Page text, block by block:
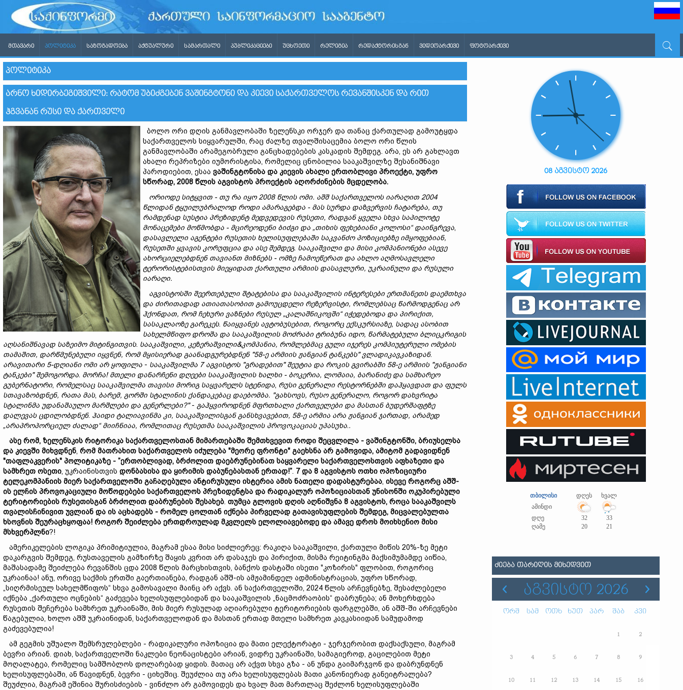
ᲛᲗᲐᲕᲐᲠᲘ ᲞᲝᲚᲘᲢᲘᲙᲐ ᲡᲐᲖᲝᲒᲐᲓᲝᲔᲑᲐ ᲐᲥᲢᲣᲐᲚᲣᲠᲘ ᲡᲐᲛᲐᲠᲗᲐᲚᲘ ᲞᲣᲑᲚᲘᲙᲐᲪᲘᲔᲑᲘ ᲣᲪᲮᲝᲔᲗᲘ ᲠᲔᲚᲘᲒᲘᲐ ᲠᲔᲓᲐᲥᲢᲝᲠᲘᲡᲒᲐᲜ ᲕᲘᲓᲔᲝᲐᲠᲥᲘᲕᲘ ᲤᲝᲢᲝᲐᲠᲥᲘᲕᲘ
ᲞᲝᲚᲘᲢᲘᲙᲐ
ᲐᲠᲜᲝ ᲮᲘᲓᲘᲠᲑᲔᲒᲘᲨᲕᲘᲚᲘ: ᲠᲐᲢᲝᲛ ᲣᲑᲘᲫᲒᲔᲑᲔᲜ ᲕᲐᲨᲘᲜᲒᲢᲝᲜᲘ ᲓᲐ ᲙᲘᲔᲕᲘ ᲡᲐᲥᲐᲠᲗᲕᲔᲚᲝᲡ ᲠᲔᲕᲐᲜᲨᲘᲡᲙᲔᲜ ᲓᲐ ᲠᲘᲗ
ᲰᲒᲕᲐᲜᲐᲜ ᲠᲣᲡᲘ ᲓᲐ ᲥᲐᲠᲗᲕᲔᲚᲘ
ბოლო ორი დღის განმავლობაში ზელენსკი ორჯერ და თანაც ქართულად გამოუტყდა
საქართველოს სიყვარულში, რაც ძალზე თვალშისაცემია ბოლო ორი წლის
განმავლობაში არამეგობრული განცხადებების კასკადის შემდეგ. არა, ეს არ გახლავთ
ახალი რეპრიზები იუმორისტისა, რომელიც ცნობილია სააკაშვილზე შესანიშნავი
პაროდიებით, ესაა ვაშინგტონისა და კიევის ახალი ერთობლივი პროექტი, უფრო
სწორად, 2008 წლის აგვისტოს პროექტის აღორძინების მცდელობა.
ორიოდე სიტყვით - თუ რა იყო 2008 წლის ომი. აშშსაქართველოს იარაღით 2004
წლიდან ტყუილუბრალოდ როდი ამარაგებდა - მას სურდა დაზვერვის ჩატარება, თუ
რამდენად სუსტია პრეზიდენტ მედვედევის რუსეთი, რადგან ყველა სხვა საპილოტე
მონაცემები მოწმობდა - მცირეოდენი ბიძგი და „თიხის ფეხებიანი კოლოსი“დაინგრევა,
დასავლელი აგენტები რუსეთის ხელისუფლებაში საკვანძო პოზიციებზე იმყოფებიან,
რუსეთში ყვავის კორუფცია და ასე შემდეგ. სააკაშვილი და მისი კომპანიონები ასევე
ახორციელებდნენ თავიანთ მიზნებს - ომზე ჩამოეწერათ და ახლო აღმოსავლელი
ტერორისტებისთვის მიეყიდათ ქართული არმიის დასავლური, უკრაინული და რუსული
იარაღი.
აგვისტოსში შეერთებული შტატებისა და სააკაშვილის ინტერესები ერთმანეთს დაემთხვა
და ძირითადად ათიათასობით გამოუცდელი რეზერვისტი, რომლებსაც წარმოდგენაც არ
ჰქონდათ, რომ ჩეხური ვაზნები რუსულ „კალაშნიკოვში“იჭედებოდა და პირიქით,
სასაკლაოზე გარეკეს. წაიყვანეს ავტობუსებით, როგორც ექსკურსიაზე, სადაც ასობით
სახელმწიფო დროშა და სააკაშვილის მოძრაბი ტრიბუნა იდო, წარმატებული ბლიცკრიგის
აღსანიშნავად საზეიმო მიტინგითვის. სააკაშვილი, კეზერაშვილი&კომპანია, რომლებმაც გული იჯერეს კომპიუტერული ომების
თამაშით, დარწმუნებული იყვნენ, რომ მყისიერად გაანადგურებდნენ "58-ე არმიის ჟანგიან ტანკებს" ვლადიკავკაზიდან.
არავითარი 5-დღიანი ომი არ ყოფილა - სააკაშვილმა 7აგვისტოს "გრადებით"შეუტია და როკის გვირაბში 58-ე არმიის "ჟანგიანი
ტანკები"შემოგორდა. მორჩა! მთელი დანარჩენი დღეები სააკაშვილის ხალხი - ბოკერია, ლომაია, ბარანიძე და სამხარეო
გუბერნატორი, რომელსაც სააკაშვილმა თავისი მორიგ საყვარელს სტენიდა, რუსი გენერალი რესტორნებში დაჰყავდათ და ფულს
სთავაზობდნენ, რათა მას, ბარემ, გორში სტალინის ქანდაკებაც დაებომბა. "გახსოვს, რუსო გენერალო, როგორ დახვრიტა
სტალინმა უდანაშაულო მარშლები და გენერლები?"- გაჰყვიროდნენ მფრთხალი ქართველები და მასთან ბუდერშაფტზე
დალევას ცდილობდნენ. ჰაიდი ტალიავინმა კი, სააკაშვილისგან განსხვავებით, 58-ე არმია არა ჟანგიან ჯართად, არამედ
„არაპროპორციულ ძალად“მიიჩნიაა, რომლითაც რუსეთმა სააკაშვილის პროვოკაციას უპასუხა..
ასე რომ, ზელენსკის რიტორიკა საქართველოსთან მიმართებაში შემთხვევით როდი შეცვლილა - ვაშინგტონში, ბრიუსელსა
და კიევში მიხვდნენ, რომ მათრახით საქართველოს იძულება "მეორე ფრონტი" გაეხსნა არ გამოვიდა, ამიტომ გადავიდნენ
"თაფლაკვერის" პოლიტიკაზე - ”ერთობლივად, ბრძოლით დაებრუნებინათ საყვარელი საქართველოსთვის აფხაზეთი და
სამხრეთ ოსეთი, უკრაინისთვის დონბასისა და ყირიმის დაბუნებასთან ერთად!”. 7და 8 აგვისტოს ოთხი ოპოზიციური
ტელეკომპანიის მიერ საქართველოში გაჩაღებული ანტირუსული ისტერია ამის ნათელი დადასტურებაა, ისევე როგორც აშშ-
ის ელჩის პროვოკაციული მოწოდებები საქართველოს პრეზიდენტსა და რადიკალურ ოპოზიციასთან უნისონში ოკუპირებული
ტერიტორიების რუსეთისგან ბრძოლით დაბრუნების შესახებ. თუმცა გლოვის დღის აღნიშვნა 8 აგვისტოს, როცა სააკაშვილს
თვალისჩინივით უვლიან და ის აცხადებს - რომელ ცოლთან იქნება პირველად გათავისუფლების შემდეგ, მიცვალებულთა
ხსოვნის შეურაცხყოფაა! როგორ შეიძლება ერთდროულად მკვლელს ელოლიავებოდე და ამავე დროს მოიხსენიო მისი
მსხვერპლნი?!
ამერიკელების ლოგიკა პრიმიტიულია, მაგრამ ესაა მისი სიძლიერეც: რაკიღა სააკაშვილი, ქართული მიწის 20%-ზე მეტი
დაკარგვის შემდეგ, რუსთაველის გამზირზე შაყის კვრით არ დასაჯეს და პირიქით, მისმა რეიტინგმა მაქსიმუმამდე აიწია,
მაშასადამე შეიძლება რევანშის ცდა 2008 წლის მარცხისთვის, ბანქოს დასტაში ისეთი "კოზირის" ფლობით, როგორიც
უკრაინაა! ანუ, ორივე საქმის ერთში გაერთიანება, რადგან აშშ-ის ამჟამინდელ ადმინისტრაციას, უფრო სწორად,
„სიღრმისეულ სახელმწიფოს“ სხვა გამოსავალი მაინც არ აქვს. ან საქართველოში, 2024 წლის არჩევნებზე, შესაძლებელი
იქნება „ქართული ოცნების“ გაძევება ხელისუფლებიდან და სააკაშვილის „ნაცმოძრაობის“ დაბრუნება; ან მოხერხდება
რუსეთის შეჩერება სამხრეთ უკრაინაში, მის მიერ რუსულად აღიარებული ტერიტორიების ფარგლებში, ან აშშ-ში არჩევნები
წაგებულია, ხოლო აშშ უკრაინიდან, საქართველოდან და მასთან ერთად მთელი სამხრეთ კავკასიიდან სამუდამოდ
გაძევებულია!
ამ გეგმის უშუალო შემსრულებლები - რადიკალური ოპოზიცია და მათი ელექტორატი - ჯერჯერობით დაქსაქსული, მაგრამ
ბევრი არიან. დიახ, საქართველოში ნაკლები ნეონაცისტები არიან, ვიდრე უკრაინაში, სამაგიეროდ, გაცილებით მეტი
მოღალატეა, რომელიც სამშობლოს დოლარებად ყიდის. მათაც არ აქვთ სხვა გზა - ან უნდა გაიმარჯვონ და დაბრუნდნენ
ხელისუფლებაში, ან წავიდნენ, ბევრი - ციხეშიც. შეუძლია თუ არა ხელისუფლებას მათი კანონიერად განეიტრალება?
შეუძლია, მაგრამ ეშინია შურისძიების - ვინძლო არ გამოვიდეს და ხვალ მათ მართლაც შეძლონ ხელისუფლებაში
08 აგვისტო 2026
თბილისი დღეს
ხვალ
ამინდი
დღე
32
33
ღამე
20 21
ᲫᲘᲔᲑᲐ ᲗᲐᲠᲘᲦᲘᲡ ᲛᲘᲮᲔᲓᲕᲘᲗ
ᲐᲒᲕᲘᲡᲢᲝ 2026
ორშ სამ ოთხ ხუთ პარ შაბ კვი
1 2
3 4 5 6 7 8 9
10 11 12 13 14 15 16